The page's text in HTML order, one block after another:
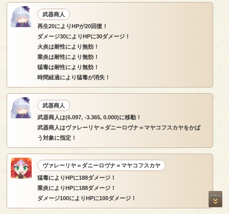
武器商人
再生20によりHPが20回復！
ダメージ30によりHPに30ダメージ！
火炎は耐性により無効！
業炎は耐性により無効！
猛毒は耐性により無効！
時間経過により猛毒が消失！
武器商人
武器商人は(6.097, -3.365, 0.000)に移動！
武器商人はヴァレーリヤ＝ダニーロヴナ＝マヤコフスカヤをかば
う対象に指定！
ヴァレーリヤ＝ダニーロヴナ＝マヤコフスカヤ
猛毒によりHPに188ダメージ！
業炎によりHPに188ダメージ！
ダメージ100によりHPに100ダメージ！